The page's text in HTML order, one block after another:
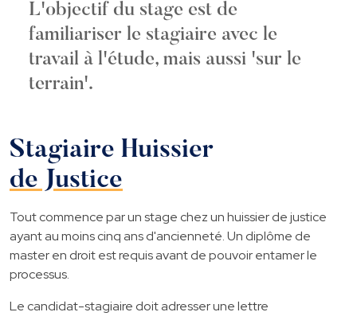
L'objectif du stage est de
familiariser le stagiaire avec le
travail à l'étude, mais aussi 'sur le
terrain'.
Stagiaire Huissier
de Justice
Tout commence par un stage chez un huissier de justice
ayant au moins cinq ans d'ancienneté. Un diplôme de
master en droit est requis avant de pouvoir entamer le
processus.
Le candidat-stagiaire doit adresser une lettre